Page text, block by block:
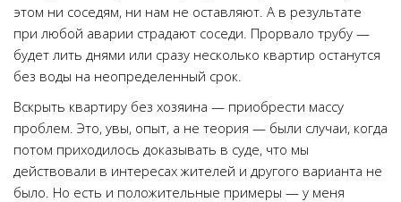
этом ни соседям, ни нам не оставляют. А в результате
при любой аварии страдают соседи. Прорвало трубу —
будет лить днями или сразу несколько квартир останутся
без воды на неопределенный срок.
Вскрыть квартиру без хозяина — приобрести массу
проблем. Это, увы, опыт, а не теория — были случаи, когда
потом приходилось доказывать в суде, что мы
действовали в интересах жителей и другого варианта не
было. Но есть и положительные примеры — у меня